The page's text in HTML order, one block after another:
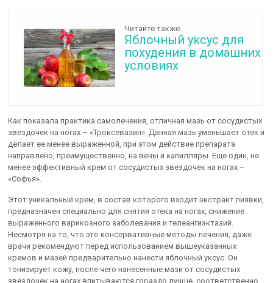
Читайте также:
Яблочный уксус для
похудения в домашних
условиях
Как показала практика самолечения, отличная мазь от сосудистых
звездочек на ногах – «Троксевазин». Данная мазь уменьшает отек и
делает ее менее выраженной, при этом действие препарата
направлено, преимущественно, на вены и капилляры. Еще один, не
менее эффективный крем от сосудистых звездочек на ногах –
«Софья».
Этот уникальный крем, в состав которого входит экстракт пиявки,
предназначен специально для снятия отека на ногах, снижение
выраженного варикозного заболевания и телеангиэктазий.
Несмотря на то, что это консервативные методы лечения, даже
врачи рекомендуют перед использованием вышеуказанных
кремов и мазей предварительно нанести яблочный уксус. Он
тонизирует кожу, после чего нанесенные мази от сосудистых
звездочек на ногах впитываются гораздо лучше, соответственно,